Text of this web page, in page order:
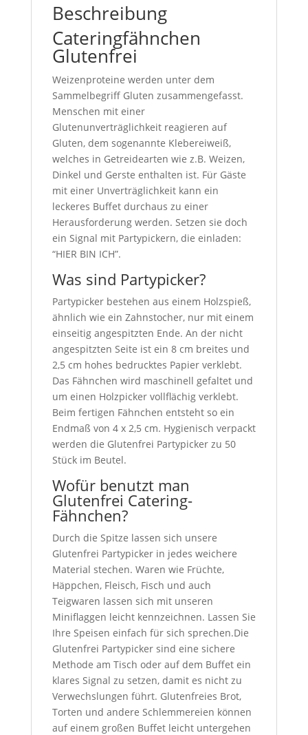
Beschreibung
Cateringfähnchen
Glutenfrei
Weizenproteine werden unter dem
Sammelbegriff Gluten zusammengefasst.
Menschen mit einer
Glutenunverträglichkeit reagieren auf
Gluten, dem sogenannte Klebereiweiß,
welches in Getreidearten wie z.B. Weizen,
Dinkel und Gerste enthalten ist. Für Gäste
mit einer Unverträglichkeit kann ein
leckeres Buffet durchaus zu einer
Herausforderung werden. Setzen sie doch
ein Signal mit Partypickern, die einladen:
“HIER BIN ICH”.
Was sind Partypicker?
Partypicker bestehen aus einem Holzspieß,
ähnlich wie ein Zahnstocher, nur mit einem
einseitig angespitzten Ende. An der nicht
angespitzten Seite ist ein 8 cm breites und
2,5 cm hohes bedrucktes Papier verklebt.
Das Fähnchen wird maschinell gefaltet und
um einen Holzpicker vollflächig verklebt.
Beim fertigen Fähnchen entsteht so ein
Endmaß von 4 x 2,5 cm. Hygienisch verpackt
werden die Glutenfrei Partypicker zu 50
Stück im Beutel.
Wofür benutzt man
Glutenfrei Catering-
Fähnchen?
Durch die Spitze lassen sich unsere
Glutenfrei Partypicker in jedes weichere
Material stechen. Waren wie Früchte,
Häppchen, Fleisch, Fisch und auch
Teigwaren lassen sich mit unseren
Miniflaggen leicht kennzeichnen. Lassen Sie
Ihre Speisen einfach für sich sprechen.Die
Glutenfrei Partypicker sind eine sichere
Methode am Tisch oder auf dem Buffet ein
klares Signal zu setzen, damit es nicht zu
Verwechslungen führt. Glutenfreies Brot,
Torten und andere Schlemmereien können
auf einem großen Buffet leicht untergehen